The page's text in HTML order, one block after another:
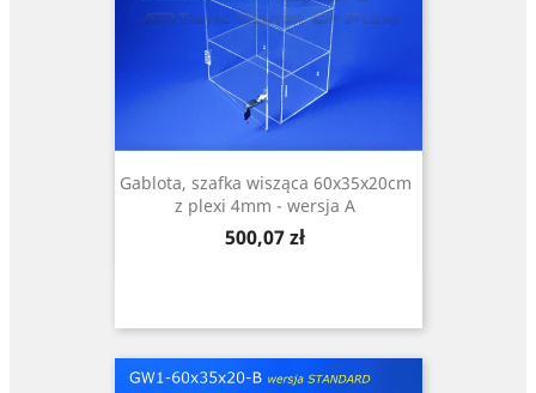
Gablota, szafka wisząca 60x35x20cm
z plexi 4mm - wersja A
Cena
500,07 zł